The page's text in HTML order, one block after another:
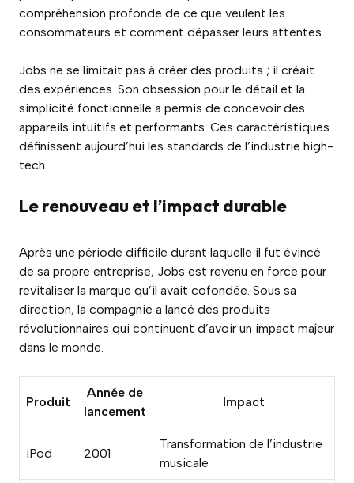
compréhension profonde de ce que veulent les
consommateurs et comment dépasser leurs attentes.
Jobs ne se limitait pas à créer des produits ; il créait
des expériences. Son obsession pour le détail et la
simplicité fonctionnelle a permis de concevoir des
appareils intuitifs et performants. Ces caractéristiques
définissent aujourd’hui les standards de l’industrie high-
tech.
Le renouveau et l’impact durable
Après une période difficile durant laquelle il fut évincé
de sa propre entreprise, Jobs est revenu en force pour
revitaliser la marque qu’il avait cofondée. Sous sa
direction, la compagnie a lancé des produits
révolutionnaires qui continuent d’avoir un impact majeur
dans le monde.
Produit
Année de
lancement
Impact
iPod 2001
Transformation de l’industrie
musicale